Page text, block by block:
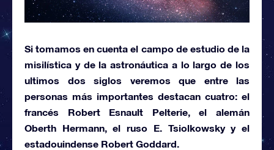
Si tomamos en cuenta el campo de estudio de la
misilística y de laastronáutica a lo largo de los
ultimos dos siglos veremos que entre las
personas más importantes destacan cuatro: el
francés Robert Esnault Pelterie,el alemán
Oberth Hermann,el ruso E. Tsiolkowskyy el
estadouindense Robert Goddard.